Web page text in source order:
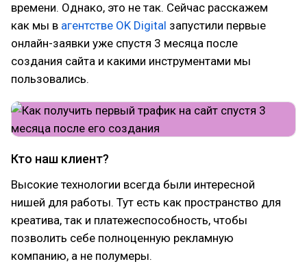
времени. Однако, это не так. Сейчас расскажем
как мы в агентстве OK Digital запустили первые
онлайн-заявки уже спустя 3 месяца после
создания сайта и какими инструментами мы
пользовались.
Кто наш клиент?
Высокие технологии всегда были интересной
нишей для работы. Тут есть как пространство для
креатива, так и платежеспособность, чтобы
позволить себе полноценную рекламную
компанию, а не полумеры.